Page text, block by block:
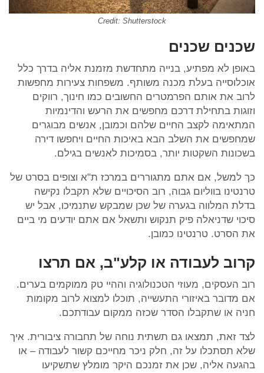
Credit: Shutterstock
שכנים שכנים
באופן לא מפתיע, בנייה מתחדשת מזמנת אליה בדרך כלל
אוכלוסייה בעלת מכנה משותף. משפחות צעירות מחפשות
לרוב את אותם הפרמטרים החשובים כמו חינוך, רווקים
וזוגות בתחילת דרכם מחפשים את הרעש והדינמיות
המתאימה לקצב החיים שלהם וכמובן, אנשים מבוגרים
שמחפשים את השלב הבא באיכות החיים ויחפשו דירה
בשכונות השקטות יותר, בסמיכות לאנשים בגילם.
כך למשל, אם אתם מתגוררים במרכז ת"א וצופים בסרט של
טרנטינו בווליום גבוה, רוב הסיכויים שלא תקבלו נקישה
בדלת המלווה בגערה של שכן שמבקש שתנמיכו, אבל יש
סיכוי שדניאלה פיק תנקוש ותשאל אם אתם יודעים מי ביים
את הסרט. טרנטינו כמובן.
קרוב לעבודה או קלע"ב, אם תרצו
רוב העסקים, מעוזי הטכנולוגיה וההיי טק ממוקמים בערים.
אם מדובר באיזורי התעשייה, תוכלו למצוא לרוב מקומות
חניה או שתקבלו הסדר שכזה ממקום עבודתכם.
לצד זאת, תמצאו גם תשתית נוחה של תחבורה ציבורית. איך
שלא תסתכלו על זה, חלק ניכר מחייכם קשור לעבודה – או
בהגעה אליה, שכן את זמנכם היקר מומלץ שתשקיעו